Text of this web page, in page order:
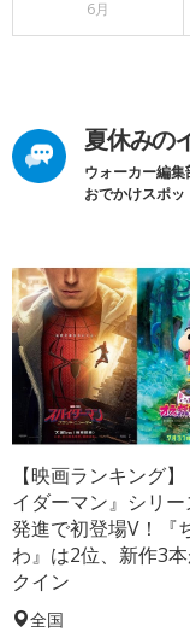
6月
夏休みの
ウォーカー編
おでかけスポッ
【映画ランキング
イダーマン』シリ
発進で初登場V！『
わ』は2位、新作3
クイン
全国